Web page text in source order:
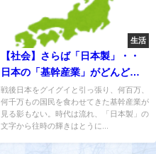
生活
【社会】さらば「日本製」・・
日本の「基幹産業」がどんどん
消えてなくなる！？
戦後日本をグイグイと引っ張り、何百万、
何千万もの国民を食わせてきた基幹産業が
見る影もない。時代は流れ、「日本製」の
文字から往時の輝きはとうに...